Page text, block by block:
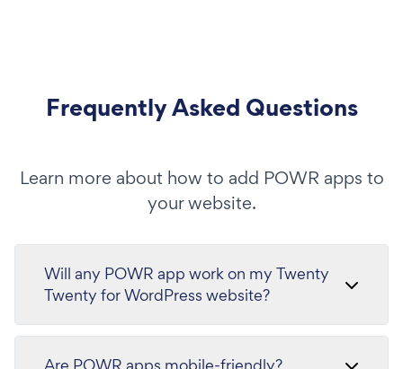
Frequently Asked Questions
Learn more about how to add POWR apps to
your website.
Will any POWR app work on my Twenty
Twenty for WordPress website?
Are POWR apps mobile-friendly?